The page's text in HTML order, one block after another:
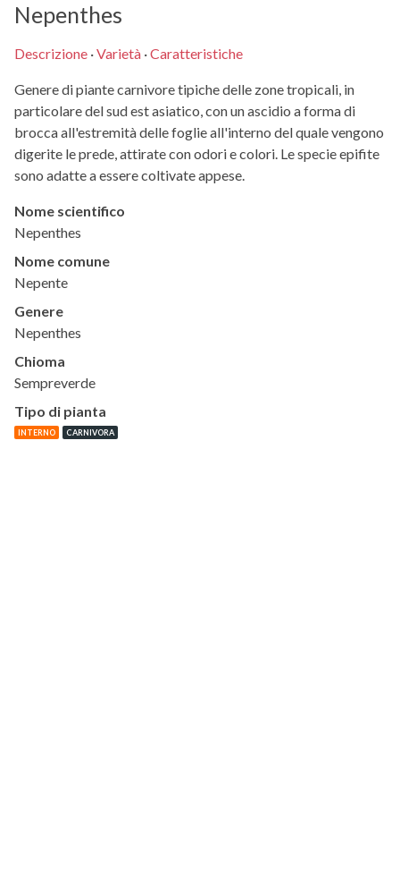
Nepenthes
Descrizione ·Varietà ·Caratteristiche
Genere di piante carnivore tipiche delle zone tropicali, in
particolare del sud est asiatico, con un ascidio a forma di
brocca all'estremità delle foglie all'interno del quale vengono
digerite le prede, attirate con odori e colori. Le specie epifite
sono adatte a essere coltivate appese.
Nome scientifico
Nepenthes
Nome comune
Nepente
Genere
Nepenthes
Chioma
Sempreverde
Tipo di pianta
INTERNO CARNIVORA